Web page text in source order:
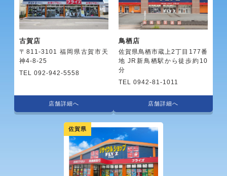
古賀店
〒811-3101 福岡県古賀市天
神4-8-25
TEL 092-942-5558
店舗詳細へ
鳥栖店
佐賀県鳥栖市蔵上2丁目177番
地 JR新鳥栖駅から徒歩約10
分
TEL 0942-81-1011
店舗詳細へ
佐賀県